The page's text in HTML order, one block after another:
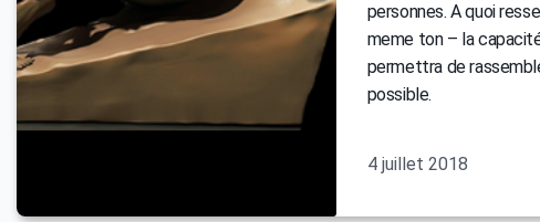
personnes. A quoi
meme ton – la
permettra de
possible.
4 juillet 2018